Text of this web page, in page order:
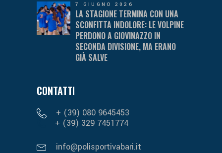
7 GIUGNO 2026
LA STAGIONE TERMINA CON UNA
SCONFITTA INDOLORE: LE VOLPINE
PERDONO A GIOVINAZZO IN
SECONDA DIVISIONE, MA ERANO
GIÀ SALVE
CONTATTI
+ (39) 080 9645453
+ (39) 329 7451774
info@polisportivabari.it